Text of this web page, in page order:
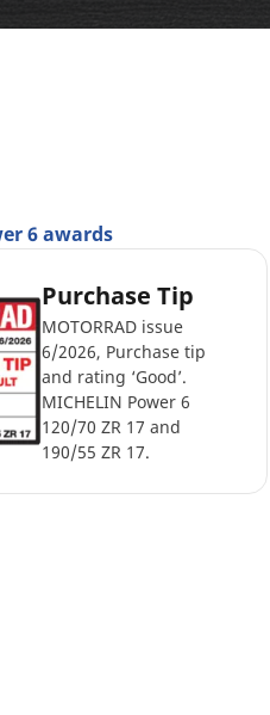
6 awards
Purchase Tip
MOTORRAD issue
6/2026, Purchase tip
and rating ‘Good’.
MICHELIN Power 6
120/70 ZR 17 and
190/55 ZR 17.